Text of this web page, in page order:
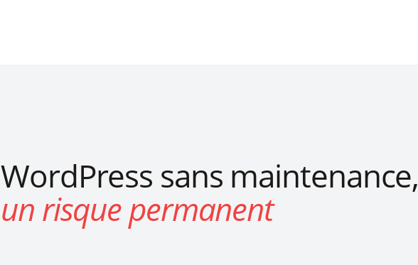
WordPress sans maintenance,
un risque permanent